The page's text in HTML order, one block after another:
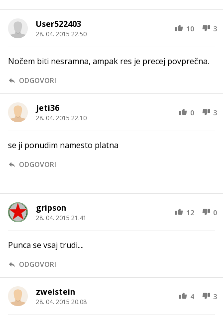
User522403
28. 04. 2015 22.50
10 3
Nočem biti nesramna, ampak res je precej povprečna.
ODGOVORI
jeti36
28. 04. 2015 22.10
0 3
se ji ponudim namesto platna
ODGOVORI
gripson
28. 04. 2015 21.41
12 0
Punca se vsaj trudi....
ODGOVORI
zweistein
28. 04. 2015 20.08
4 3